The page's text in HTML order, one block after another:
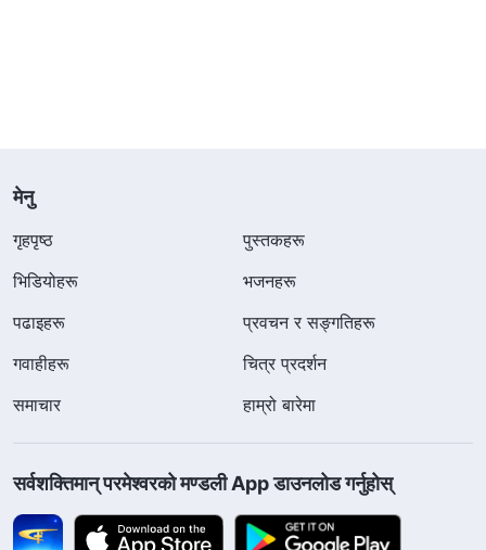
मेनु
गृहपृष्ठ
पुस्तकहरू
भिडियोहरू
भजनहरू
पढाइहरू
प्रवचन र सङ्गतिहरू
गवाहीहरू
चित्र प्रदर्शन
समाचार
हाम्रो बारेमा
सर्वशक्तिमान्‌ परमेश्‍वरको मण्डली App डाउनलोड गर्नुहोस्